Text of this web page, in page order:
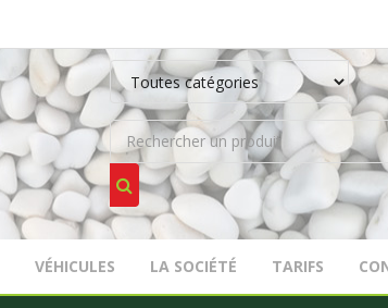
VÉHICULES LA SOCIÉTÉ TARIFS